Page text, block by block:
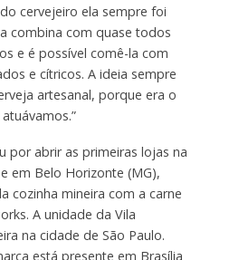
cervejeiro ela sempre foi
combina com quase todos
e é possível comê-la com
e cítricos. A ideia sempre
artesanal, porque era o
por abrir as primeiras lojas na
em Belo Horizonte (MG),
cozinha mineira com a carne
A unidade da Vila
na cidade de São Paulo.
está presente em Brasília